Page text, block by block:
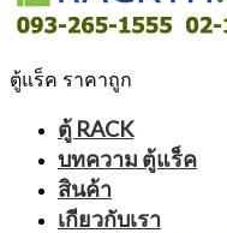
ตู้แร็ค ราคาถูก
ตู้ RACK
บทความ ตู้แร็ค
สินค้า
เกียวกับเรา